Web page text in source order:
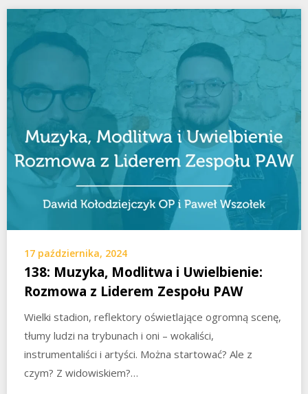
17 października, 2024
138: Muzyka, Modlitwa i Uwielbienie:
Rozmowa z Liderem Zespołu PAW
Wielki stadion, reflektory oświetlające ogromną scenę,
tłumy ludzi na trybunach i oni – wokaliści,
instrumentaliści i artyści. Można startować? Ale z
czym? Z widowiskiem?…